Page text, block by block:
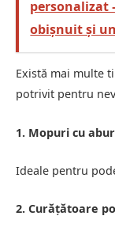
personalizat
obișnuit și
Există mai multe
potrivit pentru
1. Mopuri cu
Ideale pentru
2. Curățătoare